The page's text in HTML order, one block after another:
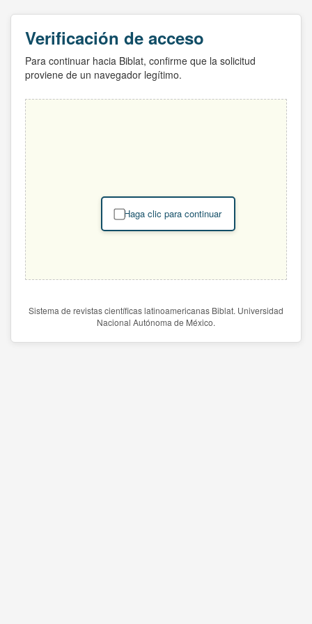
Verificación de acceso
Para continuar hacia Biblat, confirme que la solicitud
proviene de un navegador legítimo.
Haga clic para continuar
Sistema de revistas científicas latinoamericanas Biblat. Universidad
Nacional Autónoma de México.